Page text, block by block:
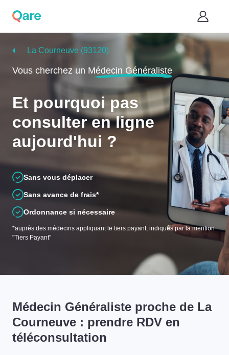
La Courneuve (93120)
Vous cherchez un Médecin Généraliste
Et pourquoi pas
consulter en ligne
aujourd'hui ?
Sans vous déplacer
Sans avance de frais*
Ordonnance si nécessaire
*auprès des médecins appliquant le tiers payant, indiqués par la mention
"Tiers Payant"
Médecin Généraliste proche de La
Courneuve : prendre RDV en
téléconsultation